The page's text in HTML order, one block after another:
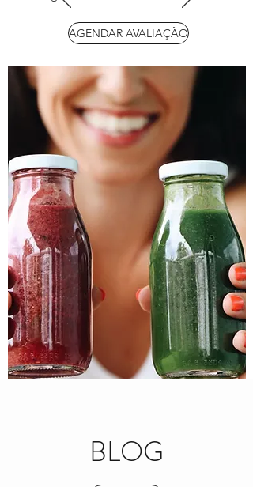
AGENDAR AVALIAÇÃO
BLOG